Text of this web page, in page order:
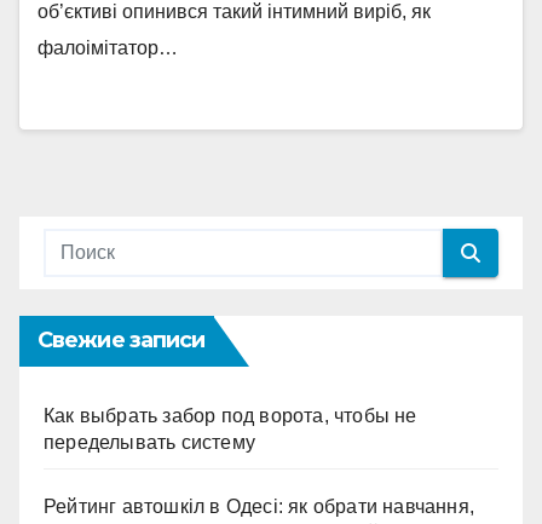
об’єктиві опинився такий інтимний виріб, як
фалоімітатор…
Свежие записи
Как выбрать забор под ворота, чтобы не
переделывать систему
Рейтинг автошкіл в Одесі: як обрати навчання,